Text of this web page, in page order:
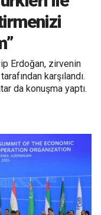
Erdoğan, zirvenin
karşılandı.
da konuşma yaptı.